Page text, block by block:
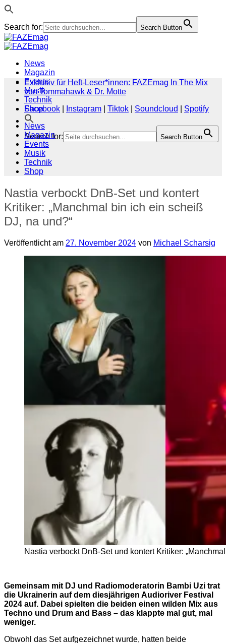
Search for: Search Button
Zum
Inhalt
News
Magazin
Events
Musik
Technik
Shop
Search for: Search Button
Exklusiv für Heft-Leser*innen: FAZEmag In The Mix
von Tommahawk & Dr. Motte
Facebook
Instagram Tiktok Soundcloud
Spotify
News
Magazin
Events
Musik
Technik
Shop
Nastia verbockt DnB-Set und kontert
Kritiker: „Manchmal bin ich ein scheiß
DJ, na und?“
Veröffentlicht am 27. November 2024 von Michael Scharsig
Nastia verbockt DnB-Set und kontert Kritiker:
Gemeinsam mit DJ und Radiomoderatorin Bambi Uzi trat
die Ukrainerin auf dem diesjährigen Audioriver Festival
2024 auf. Dabei spielten die beiden einen wilden Mix aus
Techno und Drum and Bass – das klappte mal gut, mal
weniger.
Obwohl das Set aufgezeichnet wurde, hatten beide